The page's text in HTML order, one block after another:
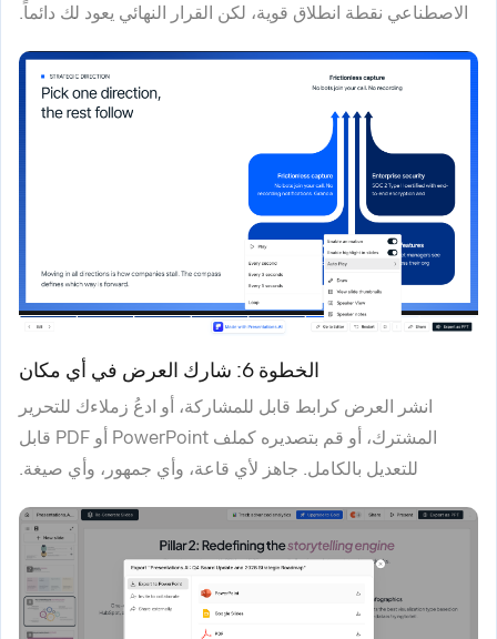
الاصطناعي نقطة انطلاق قوية، لكن القرار النهائي يعود لك دائماً.
الخطوة 6: شارك العرض في أي مكان
انشر العرض كرابط قابل للمشاركة، أو ادعُ زملاءك للتحرير
المشترك، أو قم بتصديره كملف PowerPoint أو PDF قابل
للتعديل بالكامل. جاهز لأي قاعة، وأي جمهور، وأي صيغة.